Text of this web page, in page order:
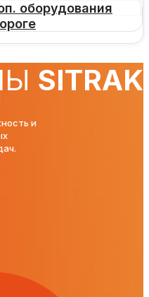
оборудования
SITRAK
и